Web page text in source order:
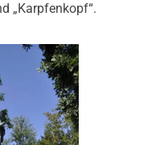
„Karpfenkopf“.